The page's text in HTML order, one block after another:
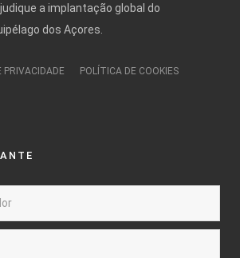
a implantação global do
dos Açores.
PRIVACIDADE POLÍTICA DE COOKIES